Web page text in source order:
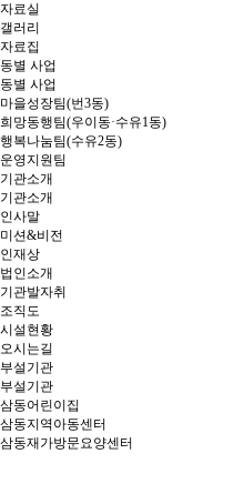
자료실
갤러리
자료집
동별 사업
동별 사업
마을성장팀(번3동)
희망동행팀(우이동·수유1동)
행복나눔팀(수유2동)
운영지원팀
기관소개
기관소개
인사말
미션&비전
인재상
법인소개
기관발자취
조직도
시설현황
오시는길
부설기관
부설기관
삼동어린이집
삼동지역아동센터
삼동재가방문요양센터